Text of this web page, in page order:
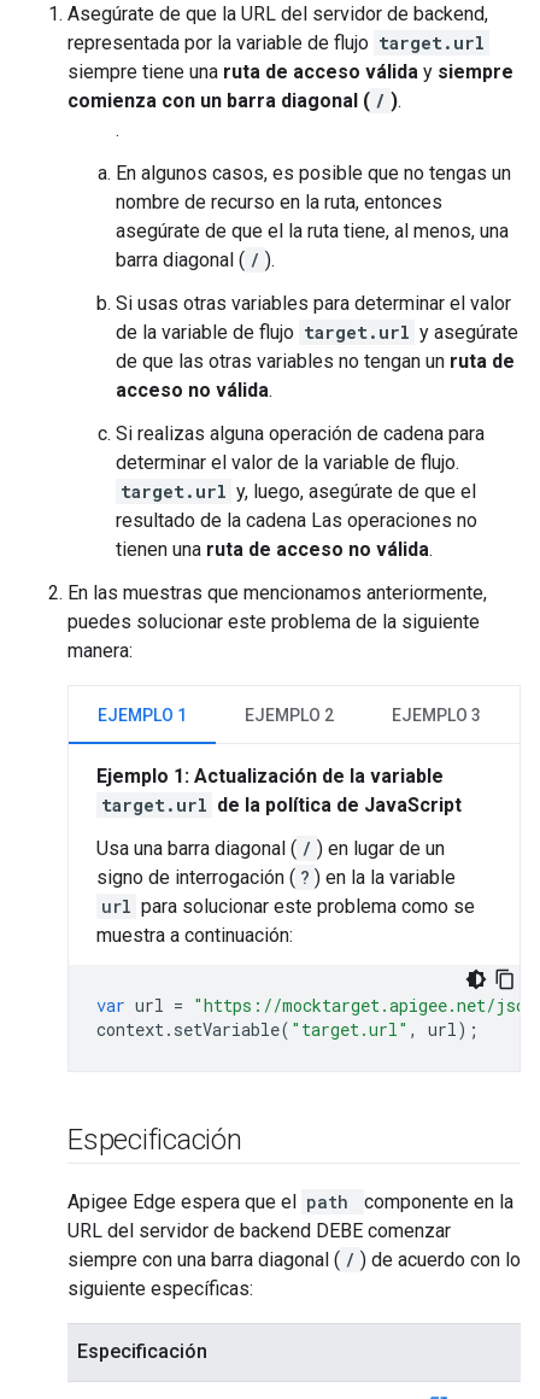
Asegúrate de que la URL del servidor de backend,
representada por la variable de flujo target.url
siempre tiene una ruta de acceso válida y siempre
comienza con un barra diagonal ( / ).
.
En algunos casos, es posible que no tengas un
nombre de recurso en la ruta, entonces
asegúrate de que el la ruta tiene, al menos, una
barra diagonal ( / ).
Si usas otras variables para determinar el valor
de la variable de flujo target.url y asegúrate
de que las otras variables no tengan un ruta de
acceso no válida.
Si realizas alguna operación de cadena para
determinar el valor de la variable de flujo.
target.url y, luego, asegúrate de que el
resultado de la cadena Las operaciones no
tienen una ruta de acceso no válida.
En las muestras que mencionamos anteriormente,
puedes solucionar este problema de la siguiente
manera:
EJEMPLO 1 EJEMPLO 2 EJEMPLO 3
Ejemplo 1: Actualización de la variable
target.url de la política de JavaScript
Usa una barra diagonal ( / ) en lugar de un
signo de interrogación ( ? ) en la la variable
url para solucionar este problema como se
muestra a continuación:
var url = "https://mocktarget.apigee.net/
context. setVariable( "target.url" , url);
Especificación
Apigee Edge espera que el path componente en la
URL del servidor de backend DEBE comenzar
siempre con una barra diagonal ( / ) de acuerdo con lo
siguiente específicas:
Especificación